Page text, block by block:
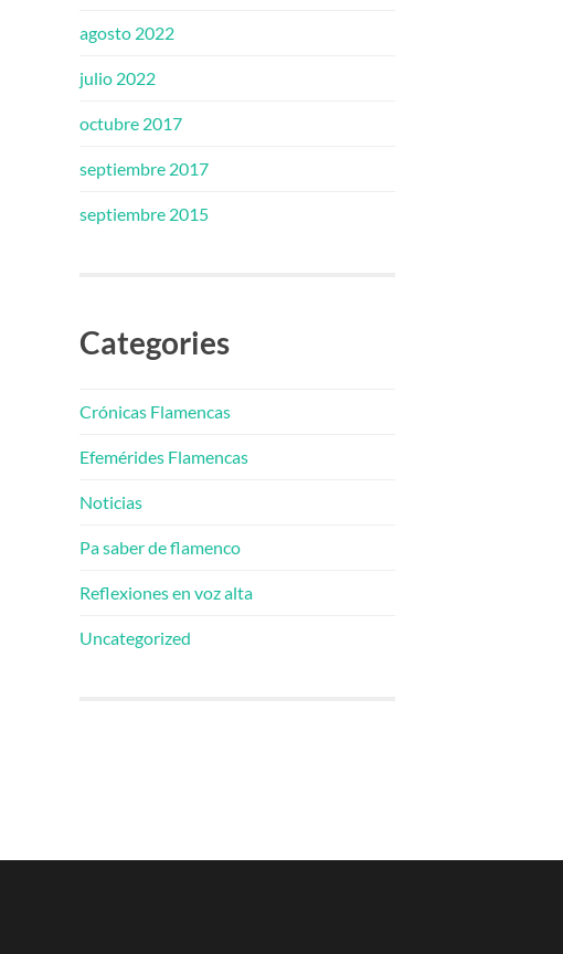
agosto 2022
julio 2022
octubre 2017
septiembre 2017
septiembre 2015
Categories
Crónicas Flamencas
Efemérides Flamencas
Noticias
Pa saber de flamenco
Reflexiones en voz alta
Uncategorized